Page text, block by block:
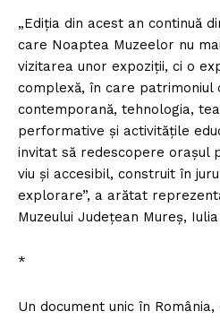
„Ediţia din acest an continuă
care Noaptea Muzeelor nu
vizitarea unor expoziţii, ci o
complexă, în care patrimoniul
contemporană, tehnologia,
performative şi activităţile
invitat să redescopere oraşul
viu şi accesibil, construit în
explorare”, a arătat
Muzeului Judeţean Mureş, Iulia
*
Un document unic în